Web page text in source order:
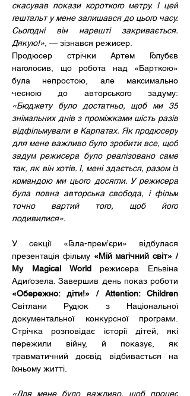
скасував покази короткого метру. І цей
гештальт у мене залишався до цього часу.
Сьогодні він нарешті закривається.
Дякую!» , — зізнався режисер.
Продюсер стрічки Артем Голубєв
наголосив, що робота над «Барткою»
була непростою, але максимально
«Бюджету було достатньо, щоб ми 35
знімальних днів з проміжками шість разів
відфільмували в Карпатах. Як продюсеру
для мене важливо було зробити все, щоб
задум режисера було реалізовано саме
так, як він хотів. І, мені здається, разом із
командою ми цього досягли. У режисера
була повна авторська свобода, і фільм
точно вартий того, щоб його
подивилися».
У секції «Гала-прем’єри» відбулася
презентація фільму «Мій магічний світ» /
My Magical World режисера Ельвіна
Світлани Рудюк з Національної
документальної конкурсної програми.
Стрічка розповідає історії дітей, які
пережили війну, й показує, як
травматичний досвід відбивається на
їхньому житті.
«Для мене було важливо, щоб процес